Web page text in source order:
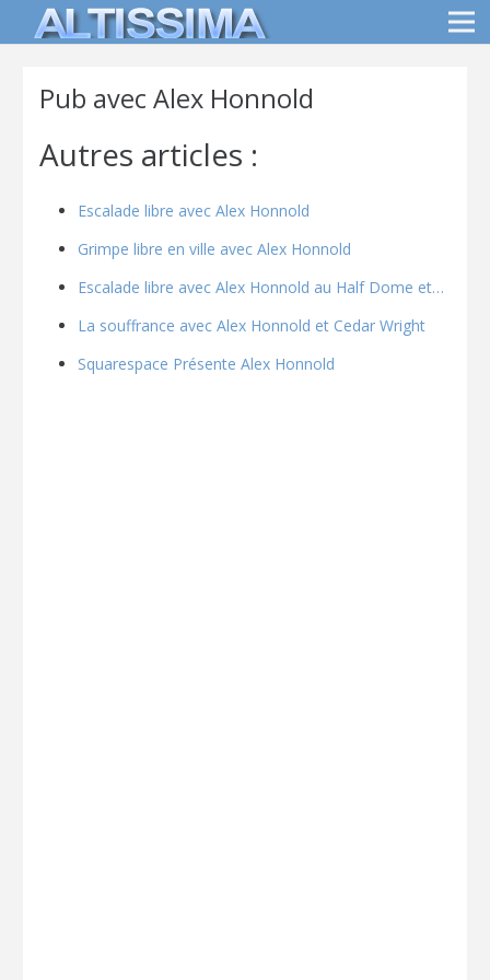
Pub avec Alex Honnold
Autres articles :
Escalade libre avec Alex Honnold
Grimpe libre en ville avec Alex Honnold
Escalade libre avec Alex Honnold au Half Dome et…
La souffrance avec Alex Honnold et Cedar Wright
Squarespace Présente Alex Honnold